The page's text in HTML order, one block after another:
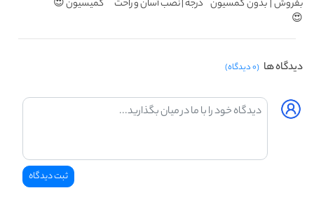
بفروش | بدون کمسیون
😍
درجه | نصب آسان و راحت
کمیسیون 😍
دیدگاه ها (۰ دیدگاه)